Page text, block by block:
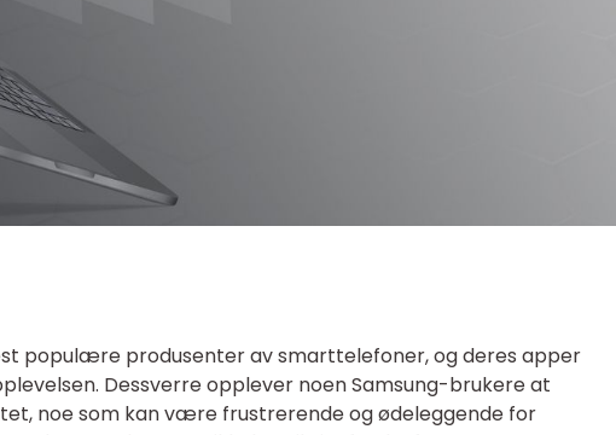
populære produsenter av smarttelefoner, og deres apper
Dessverre opplever noen Samsung-brukere at
noe som kan være frustrerende og ødeleggende for